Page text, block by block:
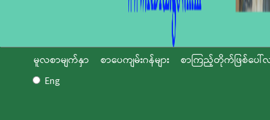
မူလစာမျက်နှာ စာပေကျမ်းဂန်များ
စာကြည့်တိုက်ဖြစ်ပေါ်
Eng